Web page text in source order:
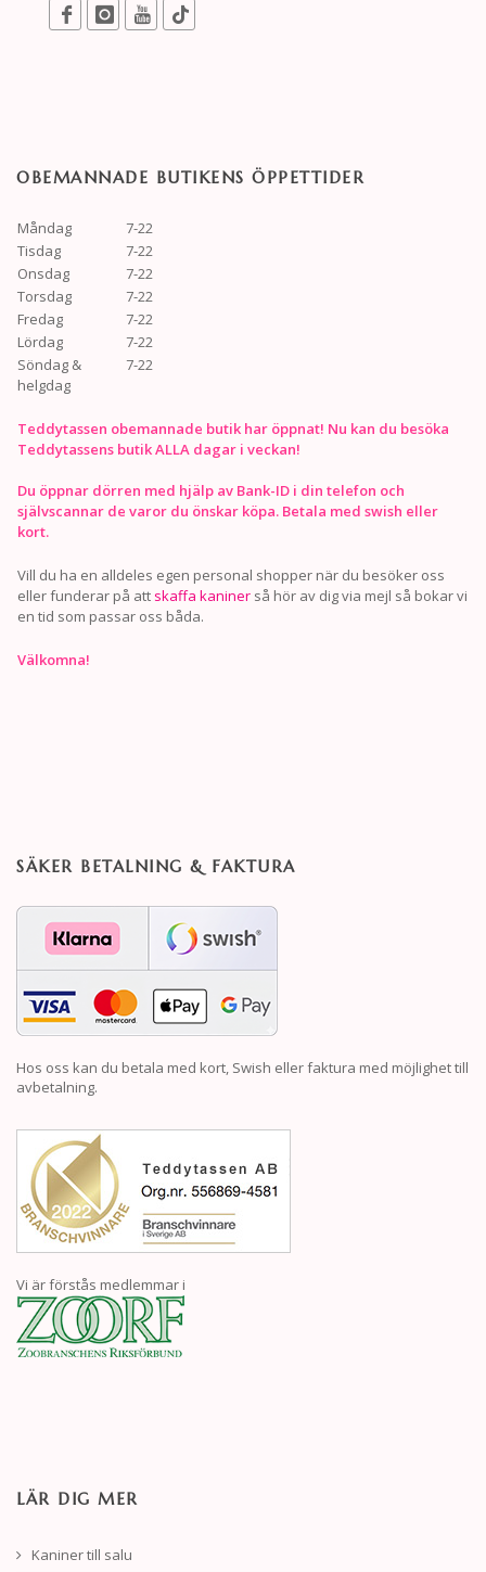
OBEMANNADE BUTIKENS ÖPPETTIDER
Måndag
7-22
Tisdag
7-22
Onsdag
7-22
Torsdag
7-22
Fredag
7-22
Lördag
7-22
Söndag &
helgdag
7-22
Teddytassen obemannade butik har öppnat! Nu kan du besöka
Teddytassens butik ALLA dagar i veckan!
Du öppnar dörren med hjälp av Bank-ID i din telefon och
självscannar de varor du önskar köpa. Betala med swish eller
kort.
Vill du ha en alldeles egen personal shopper när du besöker oss
eller funderar på att skaffa kaniner så hör av dig via mejl så bokar vi
en tid som passar oss båda.
Välkomna!
SÄKER BETALNING & FAKTURA
Hos oss kan du betala med kort, Swish eller faktura med möjlighet till
avbetalning.
Vi är förstås medlemmar i
LÄR DIG MER
Kaniner till salu